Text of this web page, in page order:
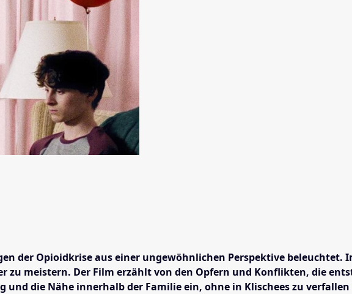
der Opioidkrise aus einer ungewöhnlichen Perspektive
meistern. Der Film erzählt von den Opfern und Konflikten, die
die Nähe innerhalb der Familie ein, ohne in Klischees zu verfallen​